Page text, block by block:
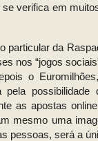
verifica em
particular da
nos “jogos
o
pela
as apostas
mesmo uma
pessoas, será a